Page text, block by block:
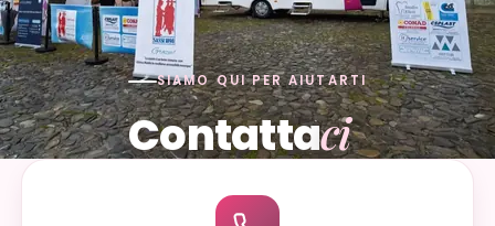
SIAMO QUI PER AIUTARTI
Contattaci